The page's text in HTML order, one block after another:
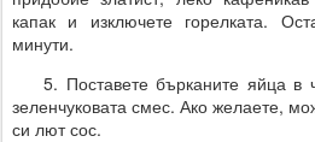
капак и изключете горелката.
минути.
5. Поставете бърканите яйца в
зеленчуковата смес. Ако желаете,
си лют сос.